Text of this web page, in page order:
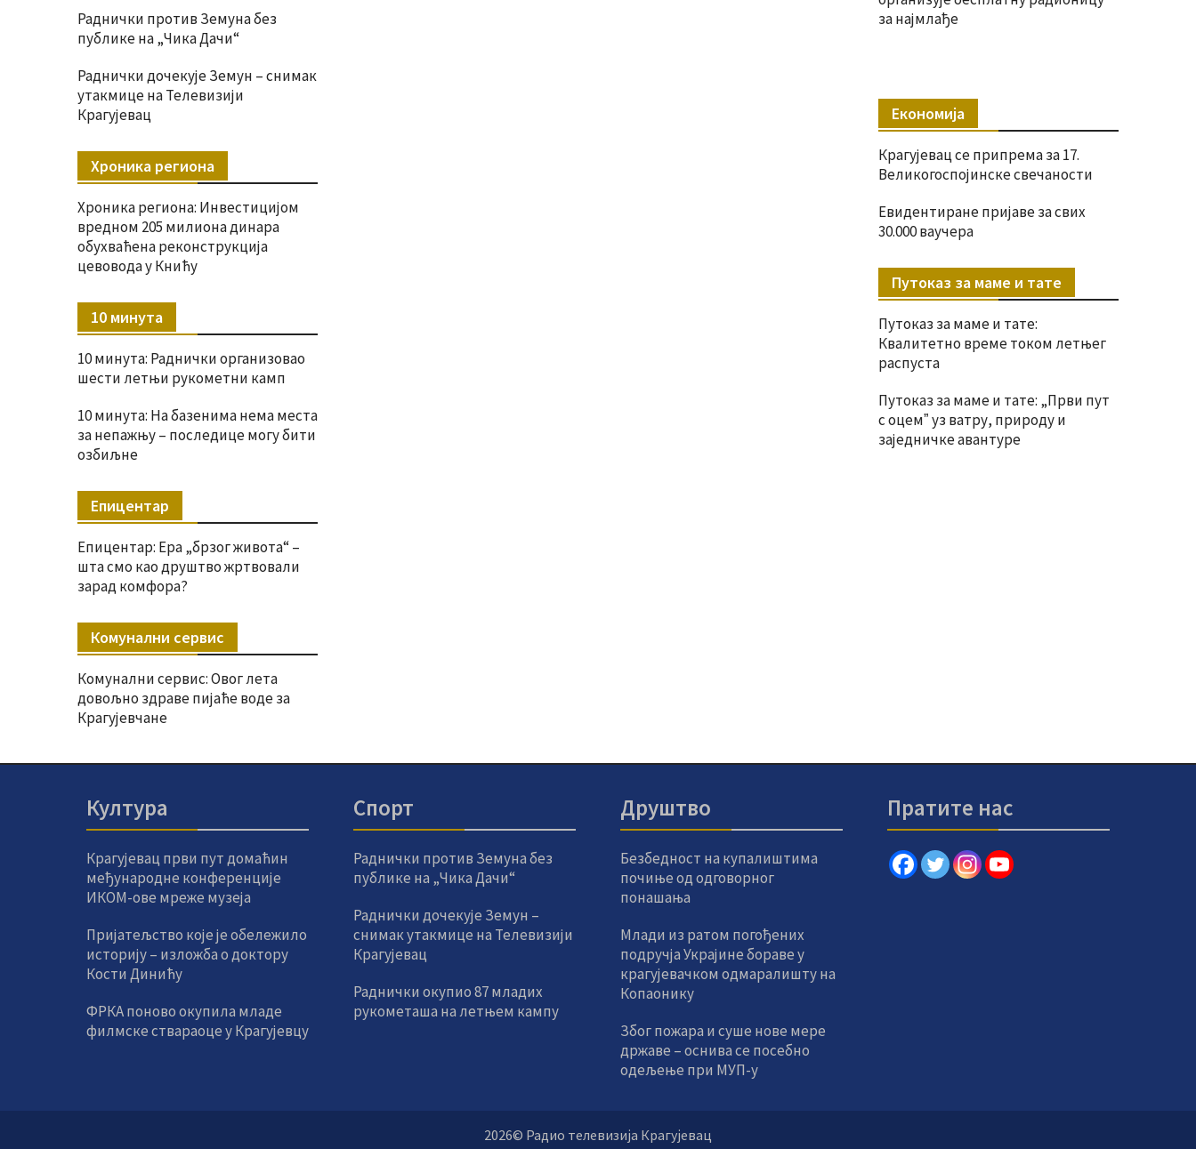
за најмлађе
Економија
Крагујевац се припрема за 17.
Великогоспојинске свечаности
Евидентиране пријаве за свих
30.000 ваучера
Путоказ за маме и тате
Путоказ за маме и тате:
Квалитетно време током летњег
распуста
Путоказ за маме и тате: „Први пут
с оцемˮ уз ватру, природу и
заједничке авантуре
Раднички против Земуна без
публике на „Чика Дачи“
Раднички дочекује Земун – снимак
утакмице на Телевизији
Крагујевац
Хроника региона
Хроника региона: Инвестицијом
вредном 205 милиона динара
обухваћена реконструкција
цевовода у Книћу
10 минута
10 минута: Раднички организовао
шести летњи рукометни камп
10 минута: На базенима нема места
за непажњу – последице могу бити
озбиљне
Епицентар
Епицентар: Ера „брзог живота“ –
шта смо као друштво жртвовали
зарад комфора?
Комунални сервис
Комунални сервис: Овог лета
довољно здраве пијаће воде за
Крагујевчане
Култура
Крагујевац први пут домаћин
међународне конференције
ИКОМ-ове мреже музеја
Пријатељство које је обележило
историју – изложба о доктору
Кости Динићу
ФРКА поново окупила младе
филмске ствараоце у Крагујевцу
Спорт
Раднички против Земуна без
публике на „Чика Дачи“
Раднички дочекује Земун –
снимак утакмице на Телевизији
Крагујевац
Раднички окупио 87 младих
рукометаша на летњем кампу
Друштво
Безбедност на купалиштима
почиње од одговорног
понашања
Млади из ратом погођених
подручја Украјине бораве у
крагујевачком одмаралишту на
Копаонику
Због пожара и суше нове мере
државе – оснива се посебно
одељење при МУП-у
Пратите нас
2026© Радио телевизија Крагујевац